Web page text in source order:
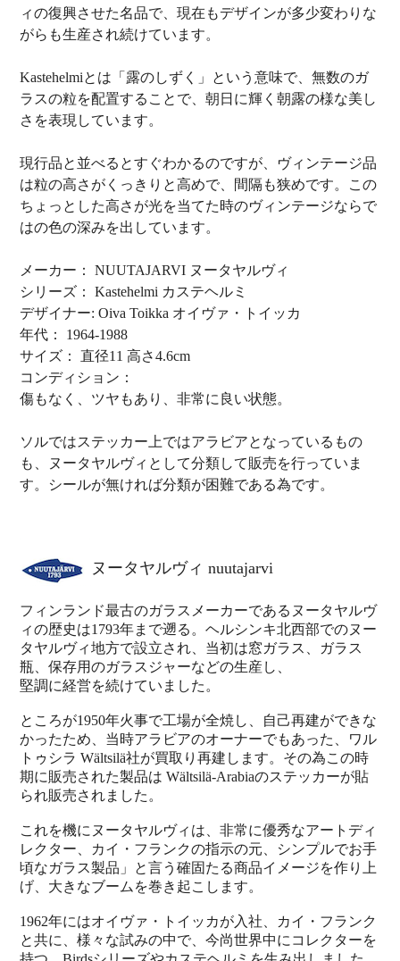
ィの復興させた名品で、現在もデザインが多少変わりな
がらも生産され続けています。
Kastehelmiとは「露のしずく」という意味で、無数のガ
ラスの粒を配置することで、朝日に輝く朝露の様な美し
さを表現しています。
現行品と並べるとすぐわかるのですが、ヴィンテージ品
は粒の高さがくっきりと高めで、間隔も狭めです。この
ちょっとした高さが光を当てた時のヴィンテージならで
はの色の深みを出しています。
メーカー： NUUTAJARVI ヌータヤルヴィ
シリーズ： Kastehelmi カステヘルミ
デザイナー: Oiva Toikka オイヴァ・トイッカ
年代： 1964-1988
サイズ： 直径11 高さ4.6cm
コンディション：
傷もなく、ツヤもあり、非常に良い状態。
ソルではステッカー上ではアラビアとなっているもの
も、ヌータヤルヴィとして分類して販売を行っていま
す。シールが無ければ分類が困難である為です。
ヌータヤルヴィ nuutajarvi
フィンランド最古のガラスメーカーであるヌータヤルヴ
ィの歴史は1793年まで遡る。ヘルシンキ北西部でのヌー
タヤルヴィ地方で設立され、当初は窓ガラス、ガラス
瓶、保存用のガラスジャーなどの生産し、
堅調に経営を続けていました。
ところが1950年火事で工場が全焼し、自己再建ができな
かったため、当時アラビアのオーナーでもあった、ワル
トゥシラ Wältsilä社が買取り再建します。その為この時
期に販売された製品は Wältsilä-Arabiaのステッカーが貼
られ販売されました。
これを機にヌータヤルヴィは、非常に優秀なアートディ
レクター、カイ・フランクの指示の元、シンプルでお手
頃なガラス製品」と言う確固たる商品イメージを作り上
げ、大きなブームを巻き起こします。
1962年にはオイヴァ・トイッカが入社、カイ・フランク
と共に、様々な試みの中で、今尚世界中にコレクターを